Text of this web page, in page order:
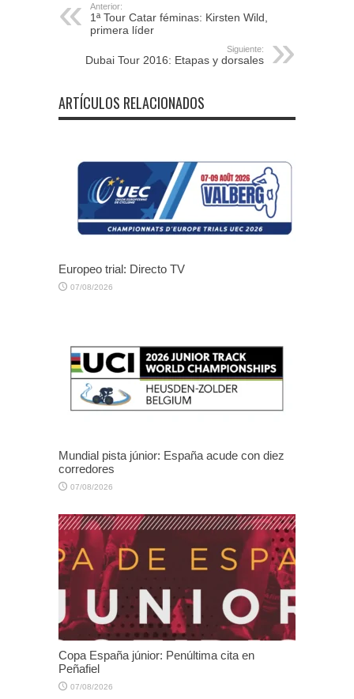
Anterior:
1ª Tour Catar féminas: Kirsten Wild,
primera líder
Siguiente:
Dubai Tour 2016: Etapas y dorsales
ARTÍCULOS RELACIONADOS
Europeo trial: Directo TV
07/08/2026
Mundial pista júnior: España acude con diez
corredores
07/08/2026
Copa España júnior: Penúltima cita en
Peñafiel
07/08/2026